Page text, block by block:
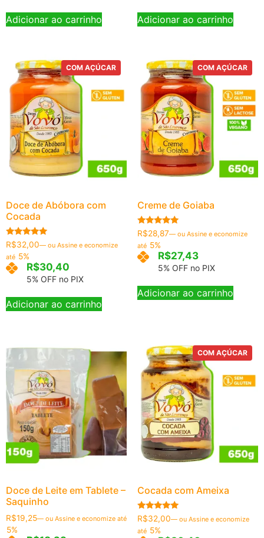
Adicionar ao carrinho Adicionar ao carrinho
COM AÇÚCAR
Doce de Abóbora com
Cocada
Avaliação
5.00
de 5
R$32,00— ou Assine e economize
até 5%
R$30,40
5% OFF no PIX
Adicionar ao carrinho
COM AÇÚCAR
Creme de Goiaba
Avaliação
5.00
de 5
R$28,87—ou Assine e economize
até 5%
R$27,43
5% OFF no PIX
Adicionar ao carrinho
Doce de Leite em Tablete –
Saquinho
R$19,25— ou Assine e economize até
5%
COM AÇÚCAR
Cocada com Ameixa
Avaliação
5.00
de 5
R$32,00—ou Assine e economize
até 5%